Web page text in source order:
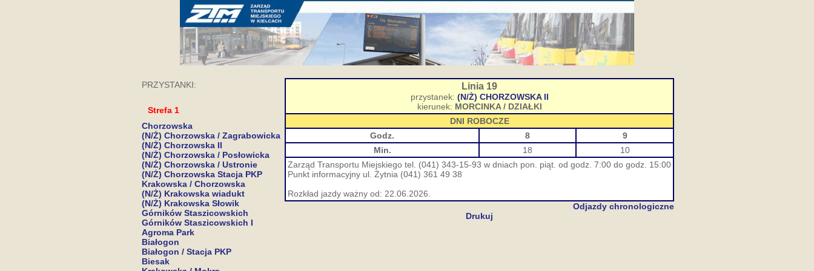
PRZYSTANKI:
Strefa 1
Chorzowska
(N/Ż) Chorzowska / Zagrabowicka
(N/Ż) Chorzowska II
(N/Ż) Chorzowska / Posłowicka
(N/Ż) Chorzowska / Ustronie
(N/Ż) Chorzowska Stacja PKP
Krakowska / Chorzowska
(N/Ż) Krakowska wiadukt
(N/Ż) Krakowska Słowik
Górników Staszicowskich
Górników Staszicowskich I
Agroma Park
Białogon
Białogon / Stacja PKP
Biesak
Linia 19
przystanek: (N/Ż) CHORZOWSKA II
kierunek: MORCINKA / DZIAŁKI
DNI ROBOCZE
Godz.
8
9
Min.
18
10
Zarząd Transportu Miejskiego tel. (041) 343-15-93 w dniach pon. piąt. od godz. 7:00 do godz. 15:00
Punkt informacyjny ul. Żytnia (041) 361 49 38
Rozkład jazdy ważny od: 22.06.2026.
Odjazdy chronologiczne
Drukuj